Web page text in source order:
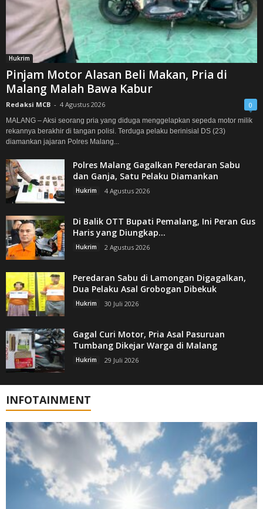
Hukrim
Pinjam Motor Alasan Beli Makan, Pria di
Malang Malah Bawa Kabur
Redaksi MCB - 4 Agustus 2026 0
MALANG – Aksi seorang pria yang diduga menggelapkan sepeda motor milik
rekannya berakhir di tangan polisi. Terduga pelaku berinisial DS (23)
diamankan jajaran Polres Malang...
Polres Malang Gagalkan Peredaran Sabu
dan Ganja, Satu Pelaku Diamankan
Hukrim 4 Agustus 2026
Di Balik OTT Bupati Pemalang, Ini Peran Gus
Haris yang Diungkap...
Hukrim 2 Agustus 2026
Peredaran Sabu di Lamongan Digagalkan,
Dua Pelaku Asal Grobogan Dibekuk
Hukrim 30 Juli 2026
Gagal Curi Motor, Pria Asal Pasuruan
Tumbang Dikejar Warga di Malang
Hukrim 29 Juli 2026
INFOTAINMENT